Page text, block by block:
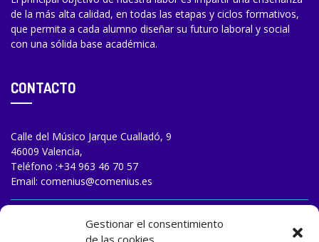
Gestionar el consentimiento
de las cookies
de la más alta calidad, en todas las etapas y ciclos formativos,
que permita a cada alumno diseñar su futuro laboral y social
con una sólida base académica.
CONTACTO
Calle del Músico Jarque Cualladó, 9
46009 Valencia,
Teléfono :+34 963 46 70 57
Email: comenius@comenius.es